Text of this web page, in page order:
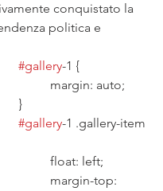
conquistato la
politica e
#gallery-1 {
				margin: auto;
			}
#gallery-1 .gallery-item
				float: left;